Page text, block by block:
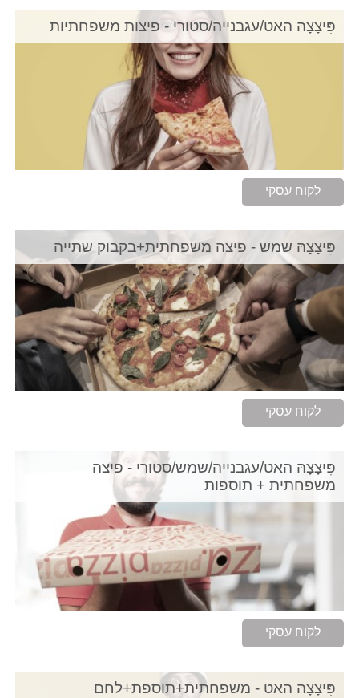
פִּיצָצָהּ האט/עגבנייה/סטורי - פיצות משפחתיות
לקוח עסקי
פִּיצָצָהּ שמש - פיצה משפחתית+בקבוק שתייה
לקוח עסקי
פִּיצָצָהּ האט/עגבנייה/שמש/סטורי - פיצה
משפחתית + תוספות
לקוח עסקי
פִּיצָצָהּ האט - משפחתית+תוספת+לחם